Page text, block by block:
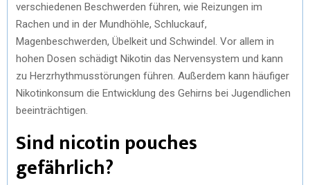
verschiedenen Beschwerden führen, wie Reizungen im
Rachen und in der Mundhöhle, Schluckauf,
Magenbeschwerden, Übelkeit und Schwindel. Vor allem in
hohen Dosen schädigt Nikotin das Nervensystem und kann
zu Herzrhythmusstörungen führen. Außerdem kann häufiger
Nikotinkonsum die Entwicklung des Gehirns bei Jugendlichen
beeinträchtigen.
Sind nicotin pouches
gefährlich?